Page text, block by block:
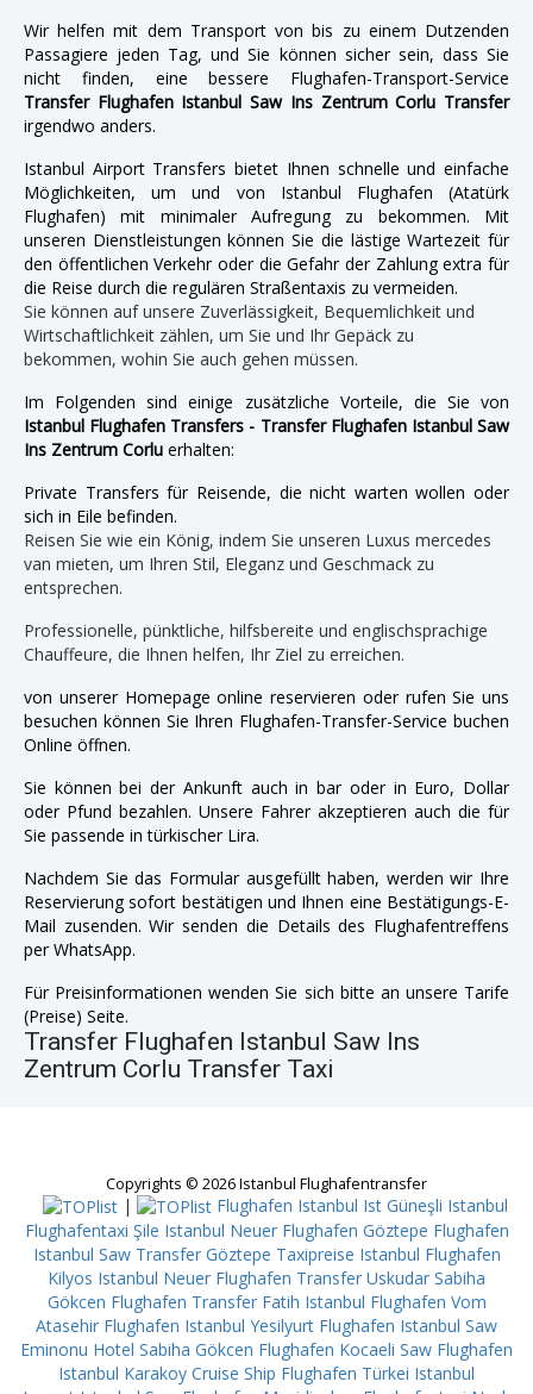
Wir helfen mit dem Transport von bis zu einem Dutzenden
Passagiere jeden Tag, und Sie können sicher sein, dass Sie
nicht finden, eine bessere Flughafen-Transport-Service
Transfer Flughafen Istanbul Saw Ins Zentrum Corlu Transfer
irgendwo anders.
Istanbul Airport Transfers bietet Ihnen schnelle und einfache
Möglichkeiten, um und von Istanbul Flughafen (Atatürk
Flughafen) mit minimaler Aufregung zu bekommen. Mit
unseren Dienstleistungen können Sie die lästige Wartezeit für
den öffentlichen Verkehr oder die Gefahr der Zahlung extra für
die Reise durch die regulären Straßentaxis zu vermeiden.
Sie können auf unsere Zuverlässigkeit, Bequemlichkeit und
Wirtschaftlichkeit zählen, um Sie und Ihr Gepäck zu
bekommen, wohin Sie auch gehen müssen.
Im Folgenden sind einige zusätzliche Vorteile, die Sie von
Istanbul Flughafen Transfers - Transfer Flughafen Istanbul Saw
Ins Zentrum Corlu erhalten:
Private Transfers für Reisende, die nicht warten wollen oder
sich in Eile befinden.
Reisen Sie wie ein König, indem Sie unseren Luxus mercedes
van mieten, um Ihren Stil, Eleganz und Geschmack zu
entsprechen.
Professionelle, pünktliche, hilfsbereite und englischsprachige
Chauffeure, die Ihnen helfen, Ihr Ziel zu erreichen.
von unserer Homepage online reservieren oder rufen Sie uns
besuchen können Sie Ihren Flughafen-Transfer-Service buchen
Online öffnen.
Sie können bei der Ankunft auch in bar oder in Euro, Dollar
oder Pfund bezahlen. Unsere Fahrer akzeptieren auch die für
Sie passende in türkischer Lira.
Nachdem Sie das Formular ausgefüllt haben, werden wir Ihre
Reservierung sofort bestätigen und Ihnen eine Bestätigungs-E-
Mail zusenden. Wir senden die Details des Flughafentreffens
per WhatsApp.
Für Preisinformationen wenden Sie sich bitte an unsere Tarife
(Preise) Seite.
Transfer Flughafen Istanbul Saw Ins
Zentrum Corlu Transfer Taxi
Copyrights © 2026 Istanbul Flughafentransfer
| Flughafen Istanbul Ist Güneşli Istanbul
Flughafentaxi Şile Istanbul Neuer Flughafen Göztepe Flughafen
Istanbul Saw Transfer Göztepe Taxipreise Istanbul Flughafen
Kilyos Istanbul Neuer Flughafen Transfer Uskudar Sabiha
Gökcen Flughafen Transfer Fatih Istanbul Flughafen Vom
Atasehir Flughafen Istanbul Yesilyurt Flughafen Istanbul Saw
Eminonu Hotel Sabiha Gökcen Flughafen Kocaeli Saw Flughafen
Istanbul Karakoy Cruise Ship Flughafen Türkei Istanbul